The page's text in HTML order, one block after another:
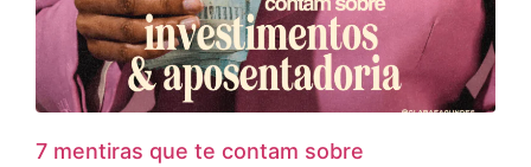
7 mentiras que te contam sobre